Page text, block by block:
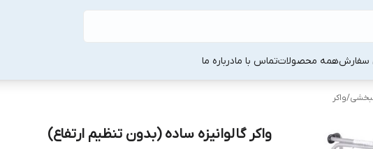
سفارشهمه محصولاتتماس با مادرباره ما
/واکر
واکر گالوانیزه ساده (بدون تنظیم ارتفاع)